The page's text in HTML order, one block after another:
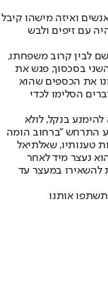
ואיזה מישהו קיבל
עם זיפים ולבש
לבין קרוב משפחתו,
בסכסוך, פגש את
את הכספים שהוא
הסלימו לכדי
בנקל, לולא
התרחש "ברחוב הומה
טענותיו, שאלתיאל
נעצר מיד לאחר
להשאירו במעצר עד
אותנו